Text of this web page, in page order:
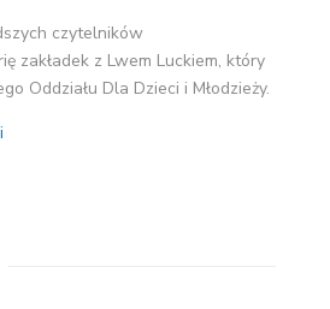
czytelników
zakładek z Lwem Luckiem, który
Oddziału Dla Dzieci i Młodzieży.